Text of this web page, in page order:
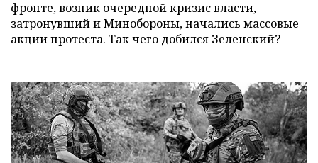
фронте, возник очередной кризис власти,
затронувший и Минобороны, начались массовые
акции протеста. Так чего добился Зеленский?